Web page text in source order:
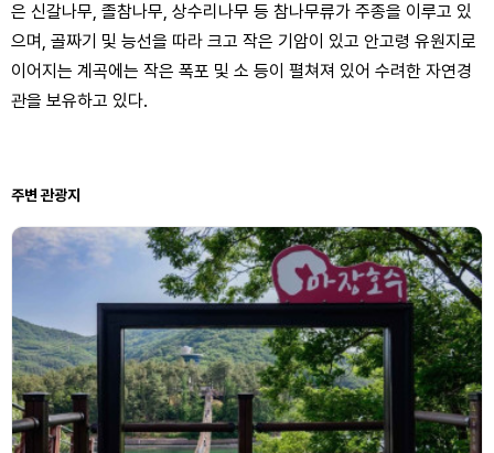
은 신갈나무, 졸참나무, 상수리나무 등 참나무류가 주종을 이루고 있
으며, 골짜기 및 능선을 따라 크고 작은 기암이 있고 안고령 유원지로
이어지는 계곡에는 작은 폭포 및 소 등이 펼쳐져 있어 수려한 자연경
관을 보유하고 있다.
주변 관광지